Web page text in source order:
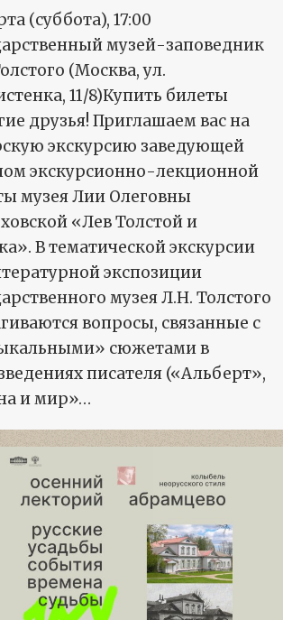
(суббота), 17:00
музей-заповедник
(Москва, ул.
11/8)Купить билеты
друзья! Приглашаем вас на
экскурсию заведующей
экскурсионно-лекционной
музея Лии Олеговны
«Лев Толстой и
В тематической экскурсии
экспозиции
музея Л.Н. Толстого
вопросы, связанные с
сюжетами в
писателя («Альберт»,
и мир»…